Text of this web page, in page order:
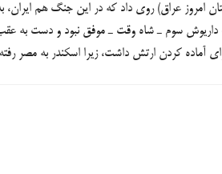
امروز عراق) روي داد كه در اين جنگ هم
داريوش سوم ـ شاه وقت ـ موفق نبود و دست به
آماده كردن ارتش داشت، زيرا اسكندر به مصر